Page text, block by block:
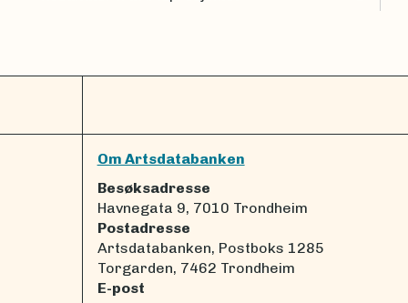
Om Artsdatabanken
Besøksadresse
Havnegata 9, 7010 Trondheim
Postadresse
Artsdatabanken, Postboks 1285
Torgarden, 7462 Trondheim
E-post